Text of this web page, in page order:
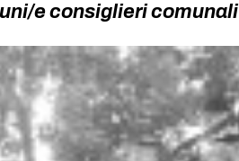
e consiglieri comunali